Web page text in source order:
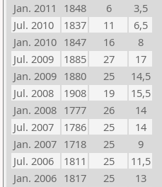
Jan. 2011
1848 6
3,5
Jul. 2010
1837 11
6,5
Jan. 2010 1847 16
8
Jul. 2009
1885 27
17
Jan. 2009 1880 25
14,5
Jul. 2008
1908 19
15,5
Jan. 2008 1777 26
14
Jul. 2007
1786 25
14
Jan. 2007 1718 25
9
Jul. 2006
1811 25
11,5
Jan. 2006 1817 25
13